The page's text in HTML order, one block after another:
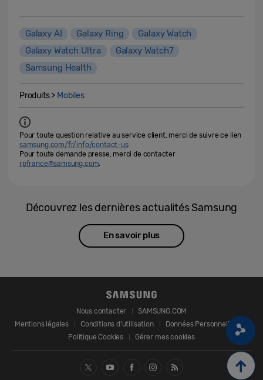
Galaxy AI Galaxy Ring
Galaxy Watch
Galaxy Watch Ultra
Galaxy Watch7
Samsung Health
Produits > Mobiles
Pour toute question relative au service client, merci de suivre ce lien
samsung.com/fr/info/contact-us
Pour toute demande presse, merci de contacter
rpfrance@samsung.com
Découvrez les dernières actualités Samsung
En savoir plus
Nous contacter
SAMSUNG.COM
Mentions légales
Conditions d’utilisation
Données Personnelles
Politique Cookies
Gérer mes cookies